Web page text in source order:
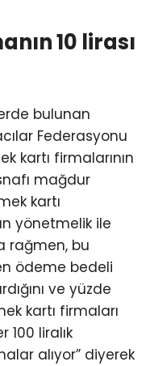
10 lirası
bulunan
Federasyonu
kartı firmalarının
mağdur
kartı
yönetmelik ile
rağmen, bu
ödeme bedeli
ve yüzde
kartı firmaları
100 liralık
alıyor” diyerek